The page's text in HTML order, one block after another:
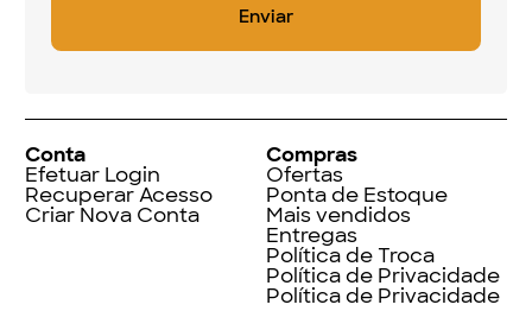
Conta
Efetuar Login
Recuperar Acesso
Criar Nova Conta
Compras
Ofertas
Ponta de Estoque
Mais vendidos
Entregas
Política de Troca
Política de Privacidade
Política de Privacidade